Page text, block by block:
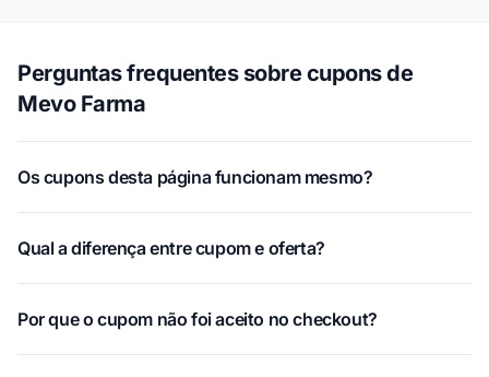
Perguntas frequentes sobre cupons de
Mevo Farma
Os cupons desta página funcionam mesmo?
Qual a diferença entre cupom e oferta?
Por que o cupom não foi aceito no checkout?